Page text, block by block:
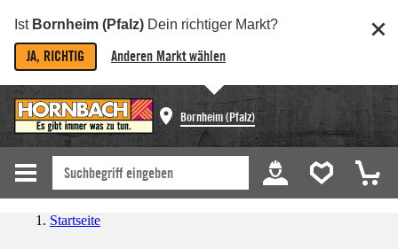
Ist Bornheim (Pfalz) Dein richtiger Markt?
JA, RICHTIG Anderen Markt wählen
Bornheim (Pfalz)
Startseite